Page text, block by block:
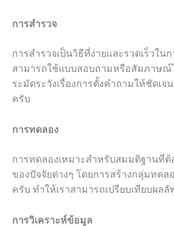
การสำรวจ
การสำรวจเป็นวิธีที่ง่ายและรวดเร็วใน
สามารถใช้แบบสอบถามหรือสัมภาษณ์
ระมัดระวังเรื่องการตั้งคำถามให้ชัดเจ
ครับ
การทดลอง
การทดลองเหมาะสำหรับสมมติฐานที่ต้
ของปัจจัยต่างๆ โดยการสร้างกลุ่มทด
ครับ ทำให้เราสามารถเปรียบเทียบผลลั
การวิเคราะห์ข้อมูล